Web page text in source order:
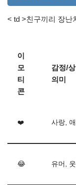
< td >친구끼리 장난
이
모
티
콘
감정/
의미
❤️ 사랑,
😂 유머,